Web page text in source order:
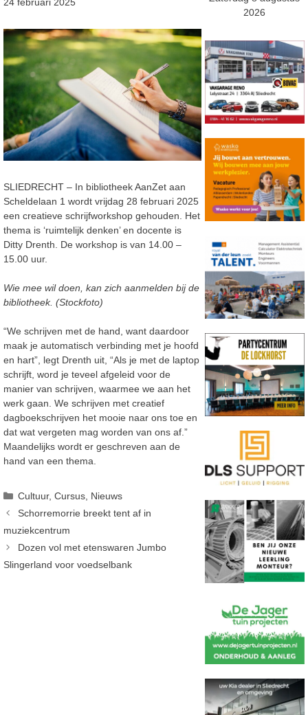
24 februari 2025
SLIEDRECHT – In bibliotheek AanZet aan
Scheldelaan 1 wordt vrijdag 28 februari 2025
een creatieve schrijfworkshop gehouden. Het
thema is ‘ruimtelijk denken’ en docente is
Ditty Drenth. De workshop is van 14.00 –
15.00 uur.
Wie mee wil doen, kan zich aanmelden bij de
bibliotheek. (Stockfoto)
“We schrijven met de hand, want daardoor
maak je automatisch verbinding met je hoofd
en hart”, legt Drenth uit, “Als je met de laptop
schrijft, word je teveel afgeleid voor de
manier van schrijven, waarmee we aan het
werk gaan. We schrijven met creatief
dagboekschrijven het mooie naar ons toe en
dat wat vergeten mag worden van ons af.”
Maandelijks wordt er geschreven aan de
hand van een thema.
Categorieën
Cultuur,Cursus Nieuws
Schorremorrie breekt tent af in
muziekcentrum
Dozen vol met etenswaren Jumbo
Slingerland voor voedselbank
2026